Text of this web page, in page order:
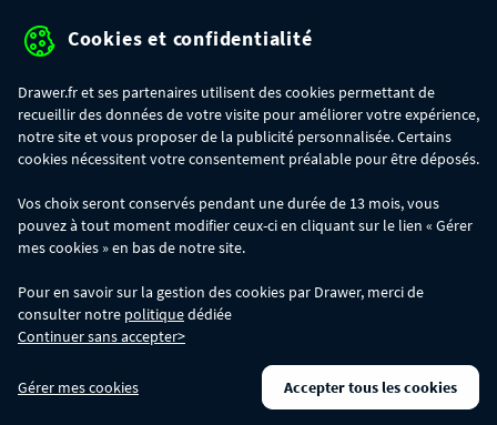
Gérer mes cookies
commande :
- 30€ sur votre commande dès 300€ d'achat, avec le code BIKINI30
- 50€ sur votre commande dès 500€ d'achat, avec le code BIKINI50
Les codes BIKINI30, BIKINI50 et BIKINI100 ne sont valables que sur
www.drawer.fr; ils ne sont pas cumulables entre eux, ni avec d'autres codes
promotionnels. La remise se calculera automatiquement dans votre panier
lors de la saisie du code adéquat.
DRAWER DAYS- Du 29/07 au 11/08 inclus : profitez de remises allant jusqu'à
-50% sur une large sélection de produits. Opération valable dans la limite des
Cookies et confidentialité
Drawer.fr et ses partenaires utilisent des cookies permettant de
recueillir des données de votre visite pour améliorer votre expérience,
notre site et vous proposer de la publicité personnalisée. Certains
cookies nécessitent votre consentement préalable pour être déposés.
Vos choix seront conservés pendant une durée de 13 mois, vous
pouvez à tout moment modifier ceux-ci en cliquant sur le lien « Gérer
mes cookies » en bas de notre site.
Pour en savoir sur la gestion des cookies par Drawer, merci de
consulter notre politiquedédiée
Continuer sans accepter>
Gérer mes cookies Accepter tous les cookies